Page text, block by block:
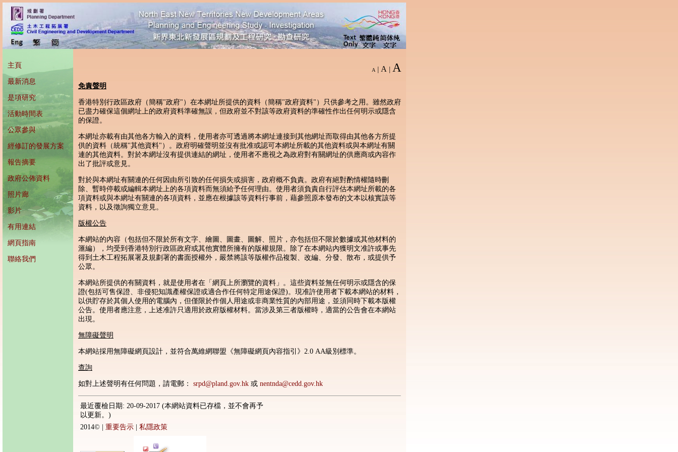
主頁
最新消息
是項研究
活動時間表
公眾參與
經修訂的發展方案
報告摘要
政府公佈資料
照片廊
影片
有用連結
網頁指南
聯絡我們
A A A
免責聲明
香港特別行政區政府（簡稱"政府"）在本網址所提供的資料（簡稱"政府資料"）只供參考之用。雖然政府
已盡力確保這個網址上的政府資料準確無誤，但政府並不對該等政府資料的準確性作出任何明示或隱含
的保證。
本網址亦載有由其他各方輸入的資料，使用者亦可透過將本網址連接到其他網址而取得由其他各方所提
供的資料（統稱"其他資料"）。政府明確聲明並沒有批准或認可本網址所載的其他資料或與本網址有關
連的其他資料。對於本網址沒有提供連結的網址，使用者不應視之為政府對有關網址的供應商或內容作
出了批評或意見。
對於與本網址有關連的任何因由所引致的任何損失或損害，政府概不負責。政府有絕對酌情權隨時刪
除、暫時停載或編輯本網址上的各項資料而無須給予任何理由。使用者須負責自行評估本網址所載的各
項資料或與本網址有關連的各項資料，並應在根據該等資料行事前，藉參照原本發布的文本以核實該等
資料，以及徵詢獨立意見。
版權公告
本網站的內容（包括但不限於所有文字、繪圖、圖畫、圖解、照片，亦包括但不限於數據或其他材料的
滙編），均受到香港特別行政區政府或其他實體所擁有的版權規限。除了在本網站內獲明文准許或事先
得到土木工程拓展署及規劃署的書面授權外，嚴禁將該等版權作品複製、改編、分發、散布，或提供予
公眾。
本網站所提供的有關資料，就是使用者在「網頁上所瀏覽的資料」。這些資料並無任何明示或隱含的保
證(包括可售保證、非侵犯知識產權保證或適合作任何特定用途保證)。現准許使用者下載本網站的材料，
以供貯存於其個人使用的電腦內，但僅限於作個人用途或非商業性質的內部用途，並須同時下載本版權
公告。使用者應注意，上述准許只適用於政府版權材料。當涉及第三者版權時，適當的公告會在本網站
出現。
無障礙聲明
本網站採用無障礙網頁設計，並符合萬維網聯盟《無障礙網頁內容指引》2.0 AA級別標準。
查詢
如對上述聲明有任何問題，請電郵： srpd@pland.gov.hk 或 nentnda@cedd.gov.hk
最近覆檢日期: 20-09-2017 (本網站資料已存檔，並不會再予
以更新。)
2014©
重要告示 私隱政策